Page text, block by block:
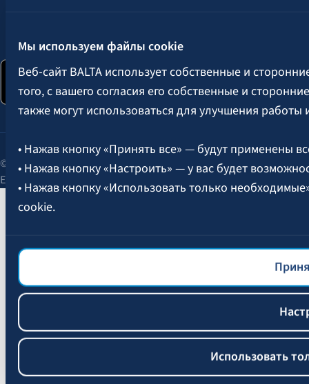
Мы используем файлы cookie
Веб-сайт BALTA использует собственные и
того, с вашего согласия его собственные и
также могут использоваться для улучшения работы
• Нажав кнопку «Принять все» — будут применены
• Нажав кнопку «Настроить» — у вас будет
• Нажав кнопку «Использовать только
cookie.
Более подробная информация об управлении
Использовать
© 2026 AAS BALTA | улица Сканстес 25, Рига, LV-1013, Латвия.
Единый рег. № 40003049409.